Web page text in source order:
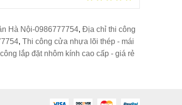
Hà Nội-0986777754, Địa chỉ thi công
, Thi công cửa nhựa lõi thép - mái
lắp đặt nhôm kính cao cấp - giá rẻ